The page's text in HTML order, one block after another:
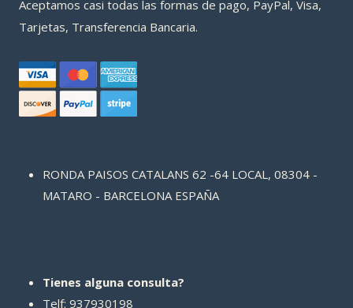
Aceptamos casi todas las formas de pago, PayPal, Visa,
Tarjetas, Transferencia Bancaria.
RONDA PAISOS CATALANS 62 -64 LOCAL, 08304 -
MATARO - BARCELONA ESPAÑA
Tienes alguna consulta?
Telf: 937930198